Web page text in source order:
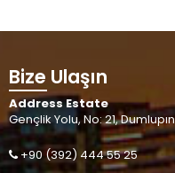
Bize Ulaşın
Address Estate
Gençlik Yolu, No: 21,
+90 (392) 444 55 25